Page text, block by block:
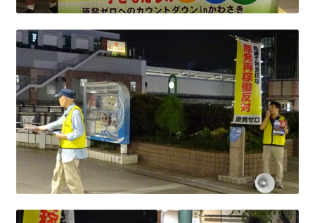
き集会
2024.10.13 映画「決断」上映と講演会を開催
2025.3.23第14回原発ゼロへのカウントダウンinかわさ
き集会開催
2026.3.15 第１５回原発ゼロへのカウントダウンinか
わさき集会開催
ギャラリー